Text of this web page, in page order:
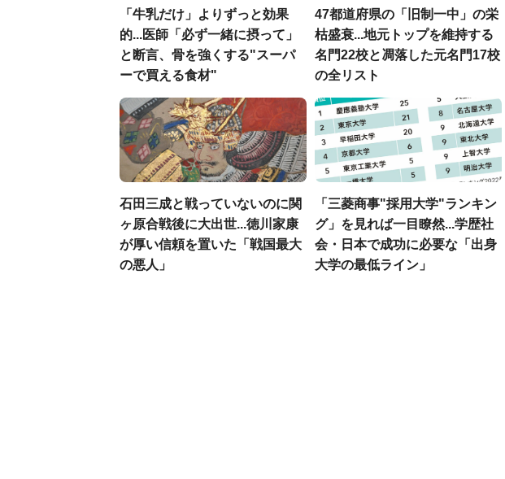
「牛乳だけ」よりずっと効果
的...医師「必ず一緒に摂って」
と断言、骨を強くする"スーパ
ーで買える食材"
47都道府県の「旧制一中」の栄
枯盛衰...地元トップを維持する
名門22校と凋落した元名門17校
の全リスト
石田三成と戦っていないのに関
ヶ原合戦後に大出世...徳川家康
が厚い信頼を置いた「戦国最大
の悪人」
「三菱商事"採用大学"ランキン
グ」を見れば一目瞭然...学歴社
会・日本で成功に必要な「出身
大学の最低ライン」